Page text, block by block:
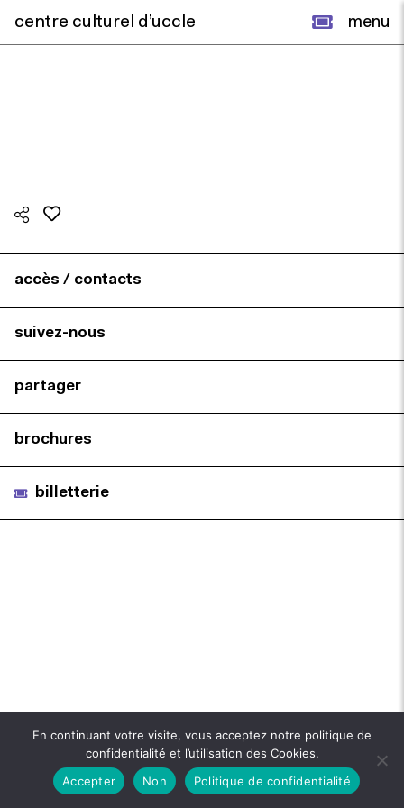
centre culturel d’uccle menu
accès / contacts
suivez-nous
partager
brochures
billetterie
En continuant votre visite, vous acceptez notre politique de
confidentialité et l’utilisation des Cookies.
Accepter
Non Politique de confidentialité